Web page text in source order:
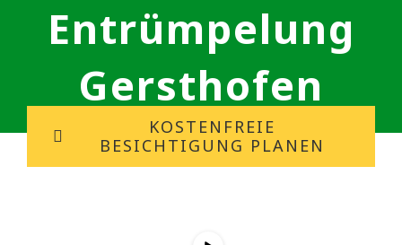
Entrümpelung
Gersthofen
KOSTENFREIE
BESICHTIGUNG PLANEN